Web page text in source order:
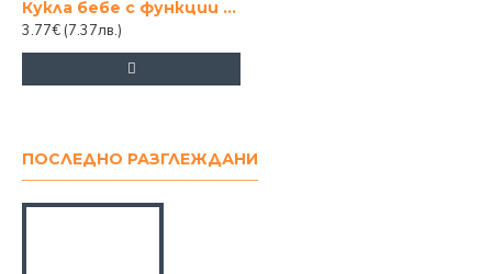
Кукла бебе с функции (казва мама) 18см.
3.77€ (7.37лв.)
ПОСЛЕДНО РАЗГЛЕЖДАНИ